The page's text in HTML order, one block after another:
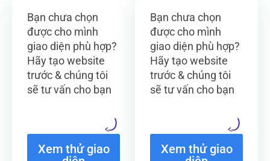
Bạn chưa chọn
được cho mình
giao diện phù hợp?
Hãy tạo website
trước & chúng tôi
sẽ tư vấn cho bạn
Xem thử giao
Bạn chưa chọn
được cho mình
giao diện phù hợp?
Hãy tạo website
trước & chúng tôi
sẽ tư vấn cho bạn
Xem thử giao